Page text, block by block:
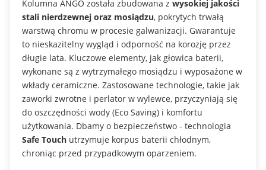
Kolumna ANGO została zbudowana z wysokiej jakości
stali nierdzewnej oraz mosiądzu, pokrytych trwałą
warstwą chromu w procesie galwanizacji. Gwarantuje
to nieskazitelny wygląd i odporność na korozję przez
długie lata. Kluczowe elementy, jak głowica baterii,
wykonane są z wytrzymałego mosiądzu i wyposażone w
wkłady ceramiczne. Zastosowane technologie, takie jak
zaworki zwrotne i perlator w wylewce, przyczyniają się
do oszczędności wody (Eco Saving) i komfortu
użytkowania. Dbamy o bezpieczeństwo - technologia
Safe Touchutrzymuje korpus baterii chłodnym,
chroniąc przed przypadkowym oparzeniem.